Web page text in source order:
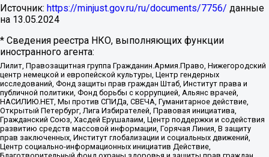
Источник: https://minjust.gov.ru/ru/documents/7756/ данные
на 13.05.2024
* Сведения реестра НКО, выполняющих функции
иностранного агента:
Лилит, Правозащитная группа Гражданин.Армия.Право, Нижегородский
центр немецкой и европейской культуры, Центр гендерных
исследований, Фонд защиты прав граждан Штаб, Институт права и
публичной политики, Фонд борьбы с коррупцией, Альянс врачей,
НАСИЛИЮ.НЕТ, Мы против СПИДа, СВЕЧА, Гуманитарное действие,
Открытый Петербург, Лига Избирателей, Правовая инициатива,
Гражданский Союз, Хасдей Ерушалаим, Центр поддержки и содействия
развитию средств массовой информации, Горячая Линия, В защиту
прав заключенных, Институт глобализации и социальных движений,
Центр социально-информационных инициатив Действие,